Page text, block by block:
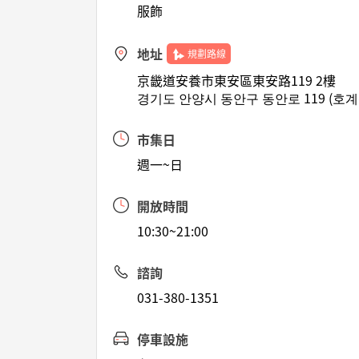
服飾
地址 規劃路線
京畿道安養市東安區東安路119 2樓
경기도 안양시 동안구 동안로 119 (호
市集日
週一~日
開放時間
10:30~21:00
諮詢
031-380-1351
停車設施